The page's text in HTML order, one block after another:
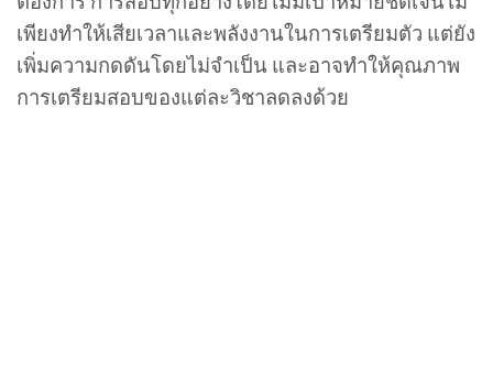
เพียงทำให้เสียเวลาและพลังงานในการเตรียมตัว แต่ยัง
เพิ่มความกดดันโดยไม่จำเป็น และอาจทำให้คุณภาพ
การเตรียมสอบของแต่ละวิชาลดลงด้วย